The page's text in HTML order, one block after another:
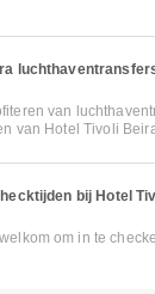
van
van Hotel Tivoli
bij Hotel
om in te